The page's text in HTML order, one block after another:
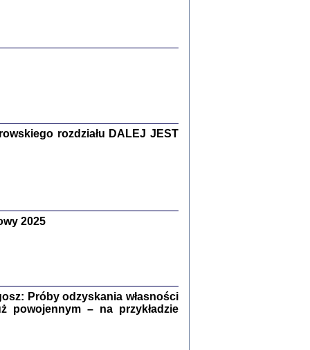
rozdziału DALEJ JEST
2025
Próby odzyskania własności
powojennym – na przykładzie